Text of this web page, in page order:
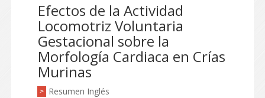
Efectos de la Actividad
Locomotriz Voluntaria
Gestacional sobre la
Morfología Cardiaca en Crías
Murinas
> Resumen Inglés